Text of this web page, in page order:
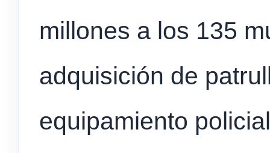
millones a los 135
adquisición de
equipamiento